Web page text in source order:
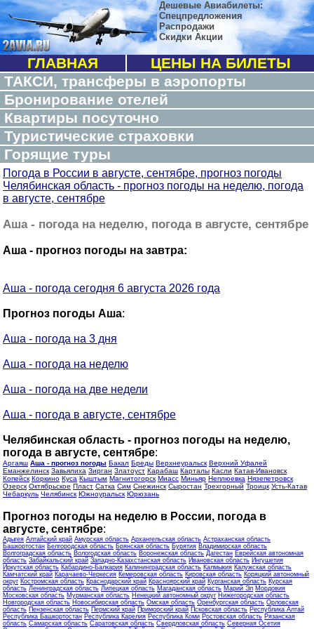
Дешевые Авиабилеты:
Спецпредложения
Распродажи
Скидки Акции
ГЛАВНАЯ
ЦЕНЫ НА БИЛЕТЫ
ТАКСИ, трансферы в аэропорты
Бронирование отелей
Квартиры посуточно
Туристические страховки
Горящие туры
Погода в России в августе, сентябре, прогноз погоды
Челябинская область - прогноз погоды на неделю, погода
в августе, сентябре
Аша - погода на неделю, погода в августе, сентябре
Аша - прогноз погоды на завтра:
Аша - погода сегодня 6 августа 2026 года
Прогноз погоды Аша:
Аша - погода на 3 дня
Аша - погода на неделю
Аша - погода на две недели
Аша - погода в августе, сентябре
Челябинская область - прогноз погоды на неделю,
погода в августе, сентябре:
Аргаяш Аша - прогноз погоды Бакал Бреды Верхнеуральск Верхний Уфалей
Еманжелинск Завьялиха Зирган Златоуст Карабаш Карталы Касли Катав-Ивановск
Копейск Коркино Куса Кыштым Магнитогорск Миасс Миньяр Неплюевка Нязепетровск
Озерск Октябрьское Пласт Сатка Сим Снежинск Сыростан Трехгорный Троицк Усть-Катав
Чебаркуль Челябинск Южноуральск Юрюзань
Прогноз погоды на неделю в России, погода в
августе, сентябре:
Адыгея Алтайский край Амурская область Архангельская область Астраханская область
Башкортостан Белгородская область Брянская область Бурятия Владимирская область
Волгоградская область Вологодская область Воронежская область Дагестан Еврейская автономная
область Забайкальский край Западно-Казахстанская область Ивановская область Ингушетия
Иркутская область Кабардино-Балкария Калининградская область Калмыкия Калужская область
Камчатский край Карачаево-Черкесия Кемеровская область Кировская область Коряцкий автономный
округ Костромская область Краснодарский край Красноярский край Курганская область Курская
область Ленинградская область Липецкая область Магаданская область Марий Эл Мордовия
Московская область Мурманская область Ненецкий автономный округ Нижегородская область
Новгородская область Новосибирская область Омская область Оренбургская область Орловская
область Пензенская область Пермский край Приморский край Псковская область Республика Алтай
Республика Башкортостан Республика Карелия Республика Коми Ростовская область Рязанская
область Самарская область Саратовская область Свердловская область Северная Осетия